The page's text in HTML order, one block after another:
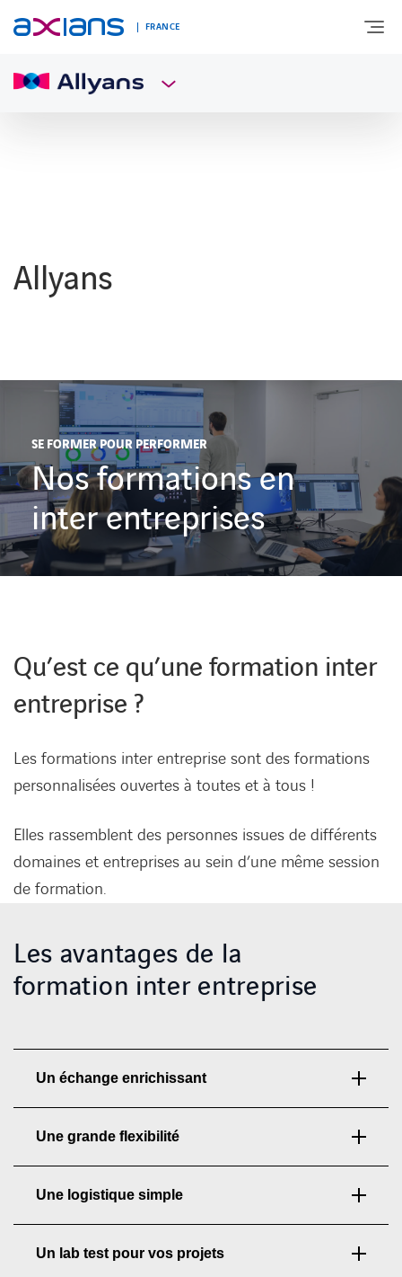
FRANCE
SECTEURS D’ACTIVITÉ
Carrières
Implantations
Nous contacter
Allyans
SE FORMER POUR PERFORMER
Nos formations en
inter entreprises
Qu’est ce qu’une formation inter
entreprise ?
Les formations inter entreprise sont des formations
personnalisées ouvertes à toutes et à tous !
Elles rassemblent des personnes issues de différents
domaines et entreprises au sein d’une même session
de formation.
Les avantages de la
formation inter entreprise
Un échange enrichissant
Une grande flexibilité
Une logistique simple
Un lab test pour vos projets